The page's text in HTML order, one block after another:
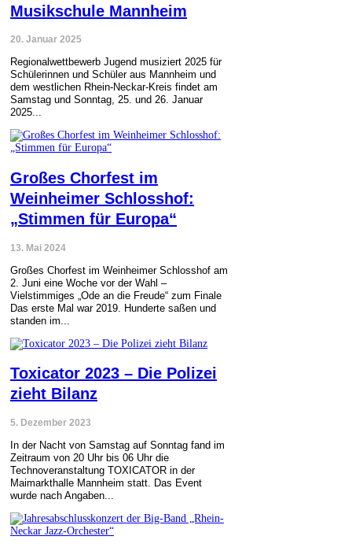
Musikschule Mannheim
20. Januar 2025
Regionalwettbewerb Jugend musiziert 2025 für
Schülerinnen und Schüler aus Mannheim und
dem westlichen Rhein-Neckar-Kreis findet am
Samstag und Sonntag, 25. und 26. Januar
2025...
Großes Chorfest im
Weinheimer Schlosshof:
„Stimmen für Europa“
13. Mai 2024
Großes Chorfest im Weinheimer Schlosshof am
2. Juni eine Woche vor der Wahl –
Vielstimmiges „Ode an die Freude“ zum Finale
Das erste Mal war 2019. Hunderte saßen und
standen im...
Toxicator 2023 – Die Polizei
zieht Bilanz
5. Dezember 2023
In der Nacht von Samstag auf Sonntag fand im
Zeitraum von 20 Uhr bis 06 Uhr die
Technoveranstaltung TOXICATOR in der
Maimarkthalle Mannheim statt. Das Event
wurde nach Angaben...